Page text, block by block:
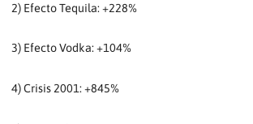
2) Efecto Tequila: +228%
3) Efecto Vodka: +104%
4) Crisis 2001: +845%